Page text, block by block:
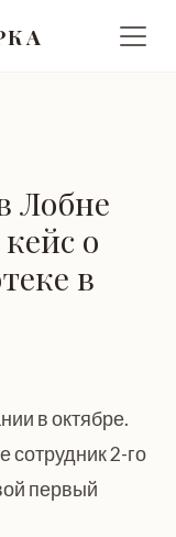
Лобне
о
в
в октябре.
сотрудник 2-го
первый